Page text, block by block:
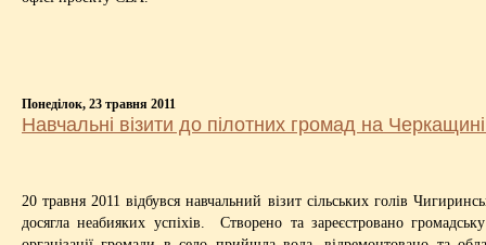
Понеділок, 23 травня 2011
Навчальні візити до пілотних громад на
20 травня 2011 відбувся навчальний візит сільських голів
досягла неабияких успіхів. Створено та зареєстровано